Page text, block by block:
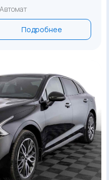
Подробнее